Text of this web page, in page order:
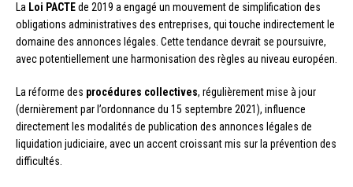
La Loi PACTEde 2019 a engagé un mouvement de simplification des
obligations administratives des entreprises, qui touche indirectement le
domaine des annonces légales. Cette tendance devrait se poursuivre,
avec potentiellement une harmonisation des règles au niveau européen.
La réforme des procédures collectives, régulièrement mise à jour
(dernièrement par l’ordonnance du 15 septembre 2021), influence
directement les modalités de publication des annonces légales de
liquidation judiciaire, avec un accent croissant mis sur la prévention des
difficultés.